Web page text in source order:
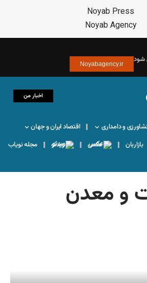
ایران و جهان
ویدئو مجله نویاب